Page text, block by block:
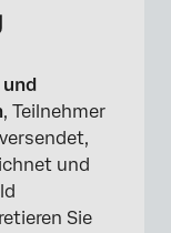
, Teilnehmer
und
Sie